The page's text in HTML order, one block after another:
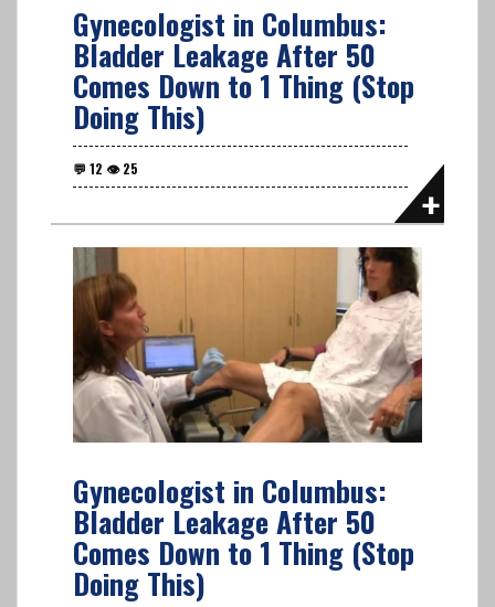
Gynecologist in Columbus:
Bladder Leakage After 50
Comes Down to 1 Thing (Stop
Doing This)
Gynecologist in Columbus:
Bladder Leakage After 50
Comes Down to 1 Thing (Stop
Doing This)